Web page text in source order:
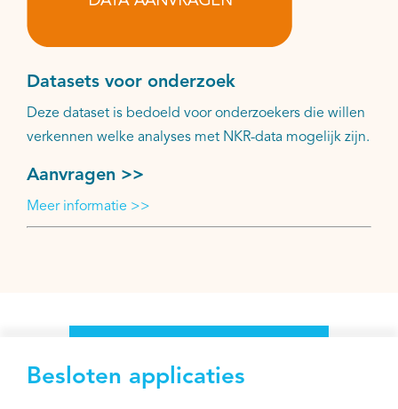
Datasets voor onderzoek
Deze dataset is bedoeld voor onderzoekers die willen
verkennen welke analyses met NKR-data mogelijk zijn.
Aanvragen >>
Meer informatie >>
Besloten applicaties